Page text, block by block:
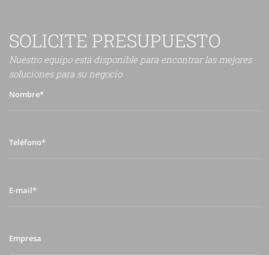
SOLICITE PRESUPUESTO
Nuestro equipo está disponible para encontrar las mejores
soluciones para su negocio.
Nombre*
Teléfono*
E-
Empresa